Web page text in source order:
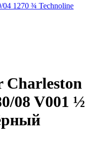
04 1270 ¾ Technoline
Charleston
08 V001 ½